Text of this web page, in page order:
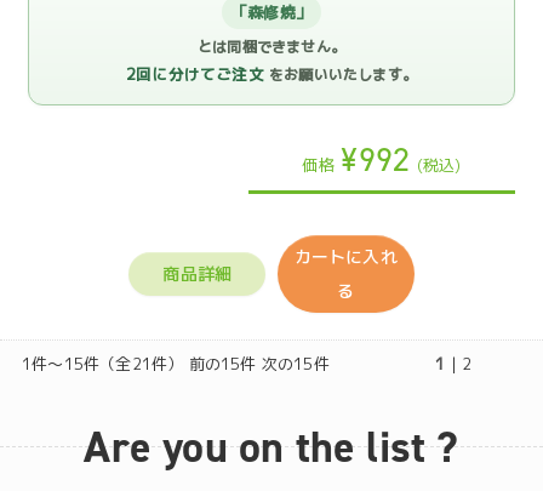
「森修焼」
とは同梱できません。
2回に分けてご注文 をお願いいたします。
価格 ¥992 (税込)
商品詳細
カートに入れ
る
1件～15件（全21件） 前の15件 次の15件 1 | 2
Are you on the list ?